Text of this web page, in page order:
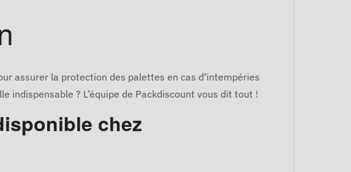
assurer la protection des palettes en cas d’intempéries
? L’équipe de Packdiscount vous dit tout !
chez